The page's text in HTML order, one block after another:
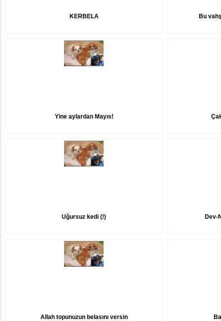
KERBELA Bu
Yine aylardan Mayıs!
Uğursuz kedi (!) Dev-
Allah topunuzun belasını versin